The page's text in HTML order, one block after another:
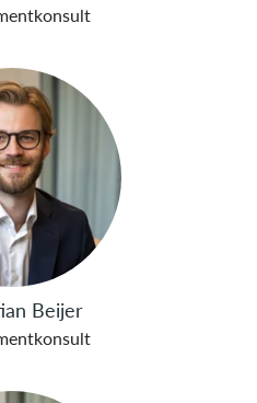
Beijer